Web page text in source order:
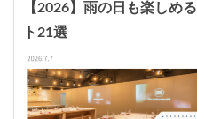
【2026】雨の日も楽しめ
ト21選